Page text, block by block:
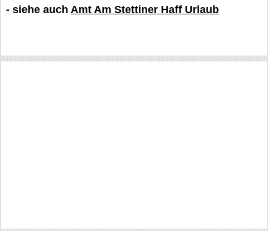
- siehe auch Amt Am Stettiner Haff Urlaub